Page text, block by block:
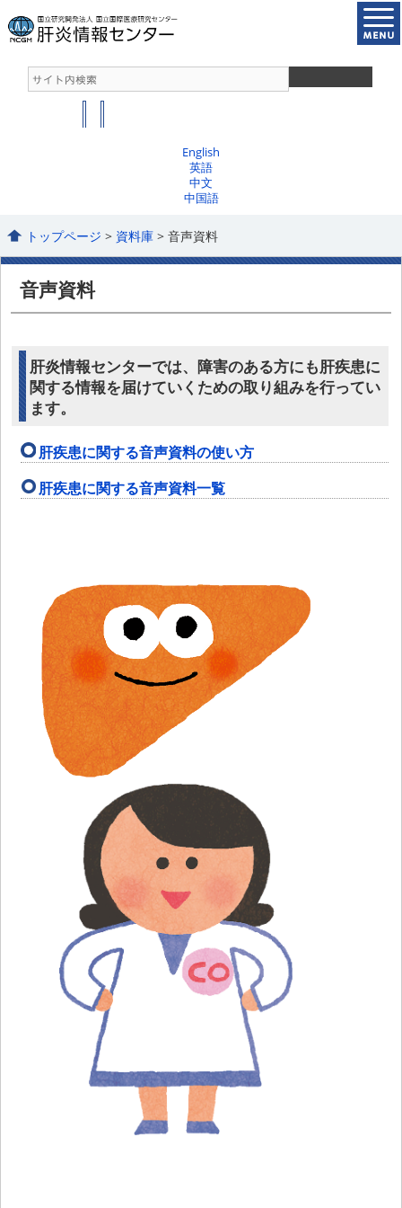
English
英語
中文
中国語
トップページ > 資料庫 > 音声資料
音声資料
肝炎情報センターでは、障害のある方にも肝疾患に
関する情報を届けていくための取り組みを行ってい
ます。
肝疾患に関する音声資料の使い方
肝疾患に関する音声資料一覧